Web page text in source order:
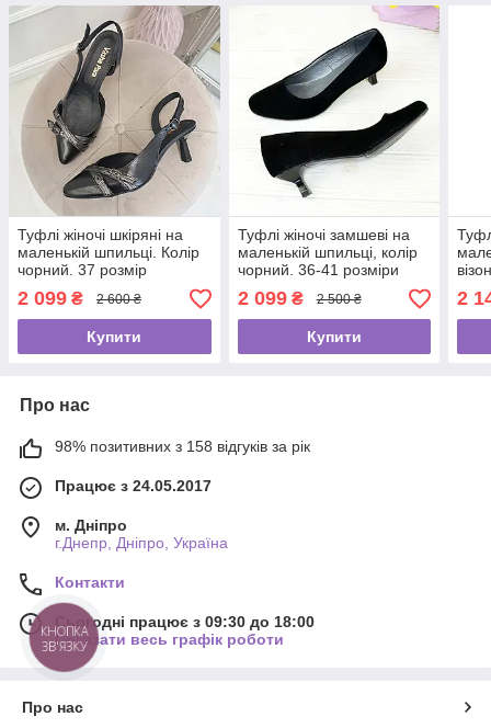
Туфлі жіночі шкіряні на
маленькій шпильці. Колір
чорний. 37 розмір
2 099 ₴ 2 600 ₴
Купити
Туфлі жіночі замшеві на
маленькій шпильці, колір
чорний. 36-41 розміри
2 099₴ 2 500 ₴
Купити
2
Про нас
98% позитивних з 158 відгуків за рік
Працює з 24.05.2017
м. Дніпро
г.Днепр, Дніпро, Україна
Контакти
Сьогодні працює з 09:30 до 18:00
Показати весь графік роботи
Про нас
КНОПКА
ЗВ'ЯЗКУ